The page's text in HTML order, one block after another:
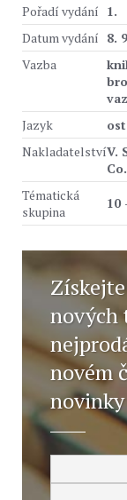
Pořadí vydání 1.
Datum vydání 8.
Vazba
Jazyk
NakladatelstvíV.
Co.
Tématická
skupina
10
nových
novém